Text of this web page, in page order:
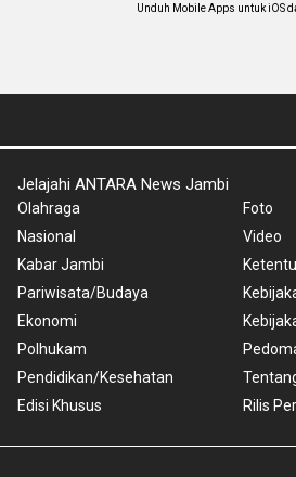
Unduh Mobile Apps untuk iOS
Jelajahi ANTARA News Jambi
Olahraga
Nasional
Kabar Jambi
Pariwisata/Budaya
Ekonomi
Polhukam
Pendidikan/Kesehatan
Edisi Khusus
Foto
Video
Rilis